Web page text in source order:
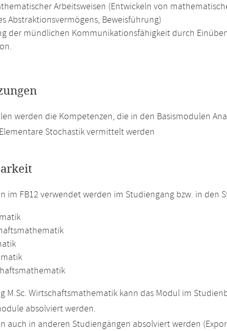
Arbeitsweisen (Entwickeln von
Abstraktionsvermögens, Beweisführung)
der mündlichen Kommunikationsfähigkeit durch
werden die Kompetenzen, die in den Basismodulen
Stochastik vermittelt werden
im FB12 verwendet werden im Studiengang bzw. in den
M.Sc. Wirtschaftsmathematik kann das Modul im
absolviert werden.
auch in anderen Studiengängen absolviert werden